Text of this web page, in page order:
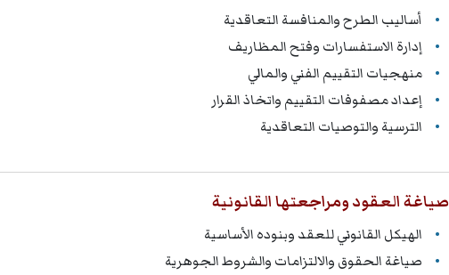
أساليب الطرح والمنافسة التعاقدية
إدارة الاستفسارات وفتح المظاريف
منهجيات التقييم الفني والمالي
إعداد مصفوفات التقييم واتخاذ القرار
الترسية والتوصيات التعاقدية
صياغة العقود ومراجعتها القانونية
الهيكل القانوني للعقد وبنوده الأساسية
صياغة الحقوق والالتزامات والشروط الجوهرية